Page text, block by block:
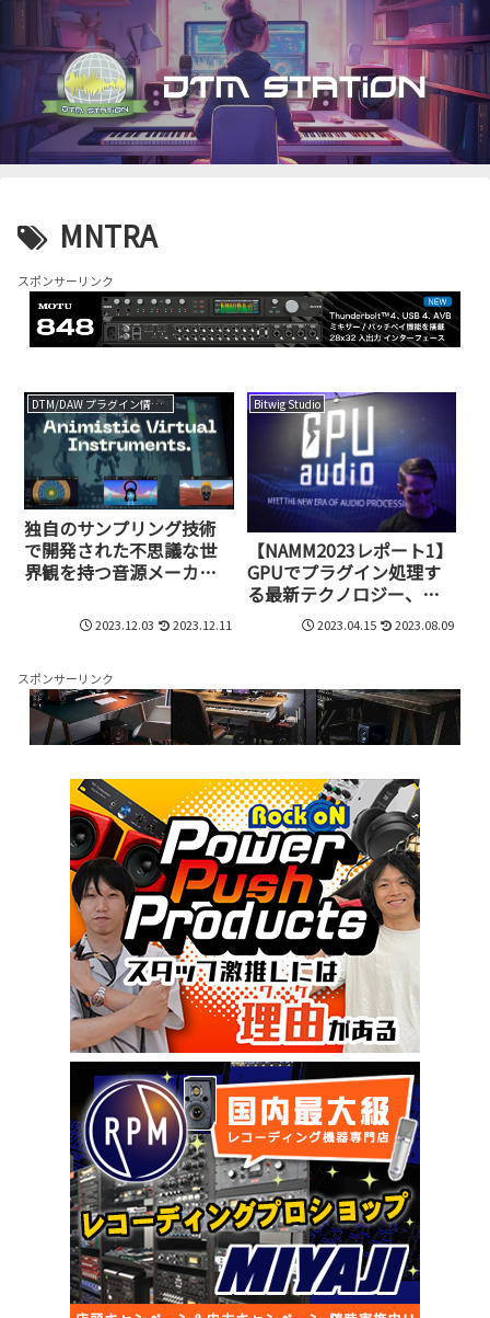
MNTRA
スポンサーリンク
DTM/DAW プラグイン情報（VST AU AAX）
独自のサンプリング技術
で開発された不思議な世
界観を持つ音源メーカ
現在、最大74%オフのセ
2023.12.03 2023.12.11
Bitwig Studio
【NAMM2023レポート1】
GPUでプラグイン処理す
る最新テクノロジー、
GPU Audioの技術とは
2023.04.15 2023.08.09
スポンサーリンク